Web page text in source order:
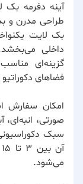
آینه دفرمه بک
طراحی مدرن و
بک لایت
گزینه‌ای
فضاهای
امکان سفارش
صورتی،
سبک
می‌شود.